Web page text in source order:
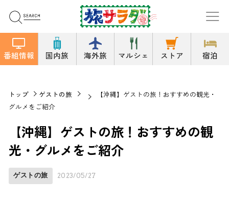
番組情報 国内旅 海外旅 マルシェ ストア 宿泊
トップ ゲストの旅
【沖縄】ゲストの旅！おすすめの観光・
グルメをご紹介
【沖縄】ゲストの旅！おすすめの観
光・グルメをご紹介
ゲストの旅 2023/05/27